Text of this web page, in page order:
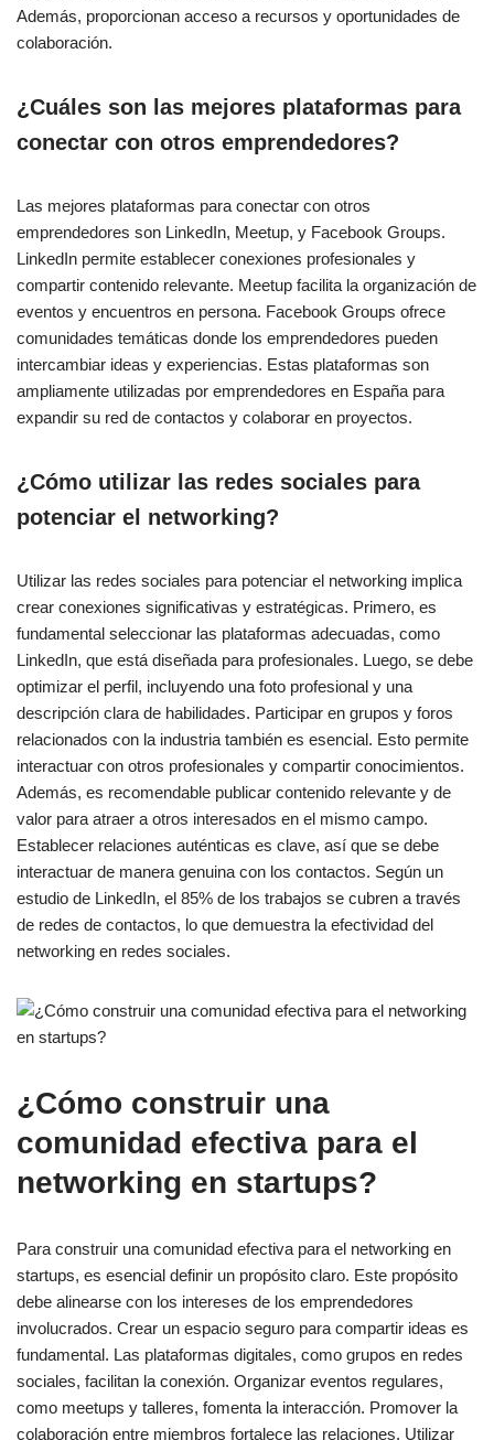
Además, proporcionan acceso a recursos y oportunidades de
colaboración.
¿Cuáles son las mejores plataformas para
conectar con otros emprendedores?
Las mejores plataformas para conectar con otros
emprendedores son LinkedIn, Meetup, y Facebook Groups.
LinkedIn permite establecer conexiones profesionales y
compartir contenido relevante. Meetup facilita la organización de
eventos y encuentros en persona. Facebook Groups ofrece
comunidades temáticas donde los emprendedores pueden
intercambiar ideas y experiencias. Estas plataformas son
ampliamente utilizadas por emprendedores en España para
expandir su red de contactos y colaborar en proyectos.
¿Cómo utilizar las redes sociales para
potenciar el networking?
Utilizar las redes sociales para potenciar el networking implica
crear conexiones significativas y estratégicas. Primero, es
fundamental seleccionar las plataformas adecuadas, como
LinkedIn, que está diseñada para profesionales. Luego, se debe
optimizar el perfil, incluyendo una foto profesional y una
descripción clara de habilidades. Participar en grupos y foros
relacionados con la industria también es esencial. Esto permite
interactuar con otros profesionales y compartir conocimientos.
Además, es recomendable publicar contenido relevante y de
valor para atraer a otros interesados en el mismo campo.
Establecer relaciones auténticas es clave, así que se debe
interactuar de manera genuina con los contactos. Según un
estudio de LinkedIn, el 85% de los trabajos se cubren a través
de redes de contactos, lo que demuestra la efectividad del
networking en redes sociales.
¿Cómo construir una
comunidad efectiva para el
networking en startups?
Para construir una comunidad efectiva para el networking en
startups, es esencial definir un propósito claro. Este propósito
debe alinearse con los intereses de los emprendedores
involucrados. Crear un espacio seguro para compartir ideas es
fundamental. Las plataformas digitales, como grupos en redes
sociales, facilitan la conexión. Organizar eventos regulares,
como meetups y talleres, fomenta la interacción. Promover la
colaboración entre miembros fortalece las relaciones. Utilizar